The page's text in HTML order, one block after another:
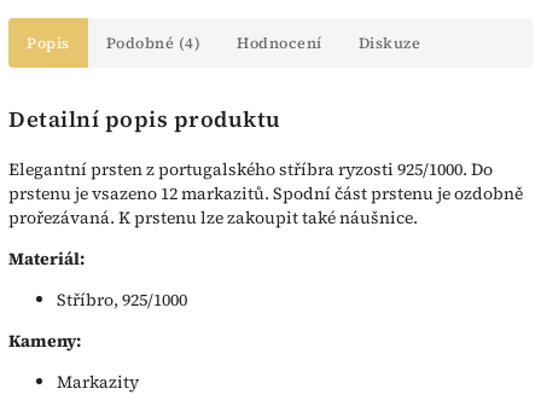
Popis Podobné (4) Hodnocení Diskuze
Detailní popis produktu
Elegantní prsten z portugalského stříbra ryzosti 925/1000. Do
prstenu je vsazeno 12 markazitů. Spodní část prstenu je ozdobně
prořezávaná. K prstenu lze zakoupit také náušnice.
Materiál:
Stříbro, 925/1000
Kameny:
Markazity